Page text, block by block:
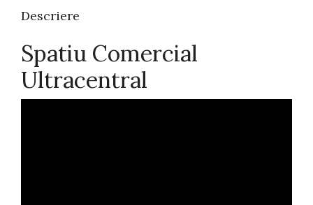
Descriere
Spatiu Comercial
Ultracentral